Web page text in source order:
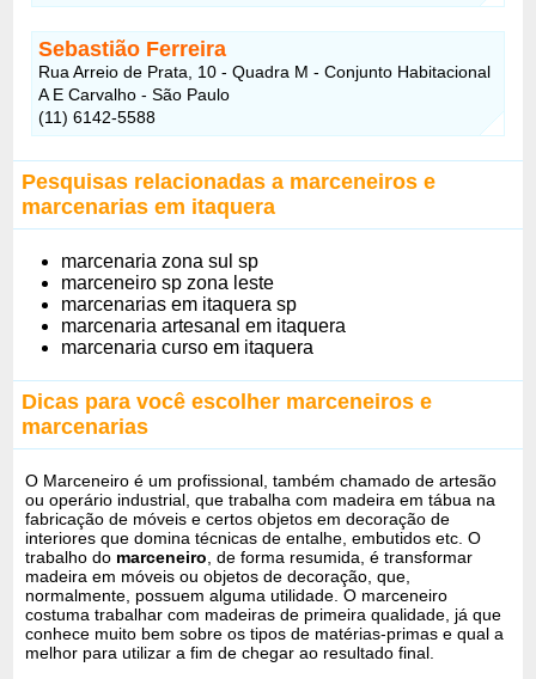
Sebastião Ferreira
Rua Arreio de Prata, 10 - Quadra M - Conjunto Habitacional
A E Carvalho - São Paulo
(11) 6142-5588
Pesquisas relacionadas a marceneiros e
marcenarias em itaquera
marcenaria zona sul sp
marceneiro sp zona leste
marcenarias em itaquera sp
marcenaria artesanal em itaquera
marcenaria curso em itaquera
Dicas para você escolher marceneiros e
marcenarias
O Marceneiro é um profissional, também chamado de artesão
ou operário industrial, que trabalha com madeira em tábua na
fabricação de móveis e certos objetos em decoração de
interiores que domina técnicas de entalhe, embutidos etc. O
trabalho do marceneiro , de forma resumida, é transformar
madeira em móveis ou objetos de decoração, que,
normalmente, possuem alguma utilidade. O marceneiro
costuma trabalhar com madeiras de primeira qualidade, já que
conhece muito bem sobre os tipos de matérias-primas e qual a
melhor para utilizar a fim de chegar ao resultado final.